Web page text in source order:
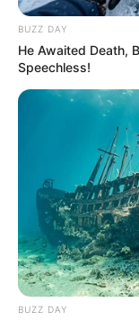
BUZZ DAY
He Awaited Death,
Speechless!
BUZZ DAY